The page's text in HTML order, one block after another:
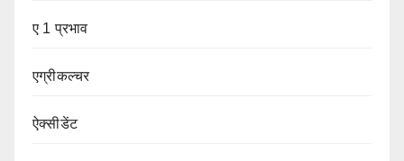
ए 1 प्रभाव
एग्रीकल्चर
ऐक्सीडेंट